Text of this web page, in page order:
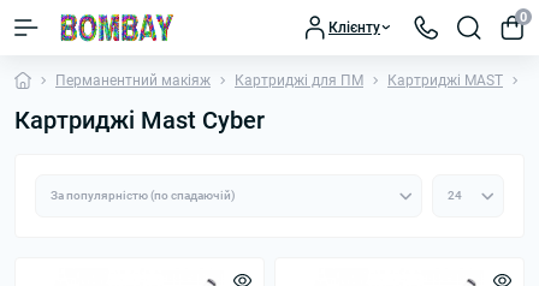
Клієнту
0
Перманентний макіяж Картриджі для ПМ Картриджі MAST
Картриджі Mast Cyber